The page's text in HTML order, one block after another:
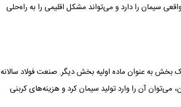
سیمان را دارد و می‌تواند مشکل اقلیمی را به راه‌حلی
به عنوان ماده اولیه بخش دیگر. صنعت فولاد سالانه
می‌توان آن را وارد تولید سیمان کرد و هزینه‌های کربنی